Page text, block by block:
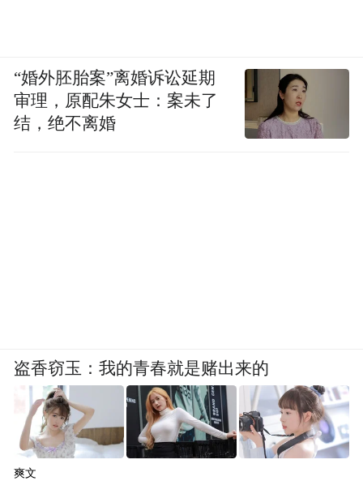
“婚外胚胎案”离婚诉讼延期
审理，原配朱女士：案未了
结，绝不离婚
盗香窃玉：我的青春就是赌出来的
爽文